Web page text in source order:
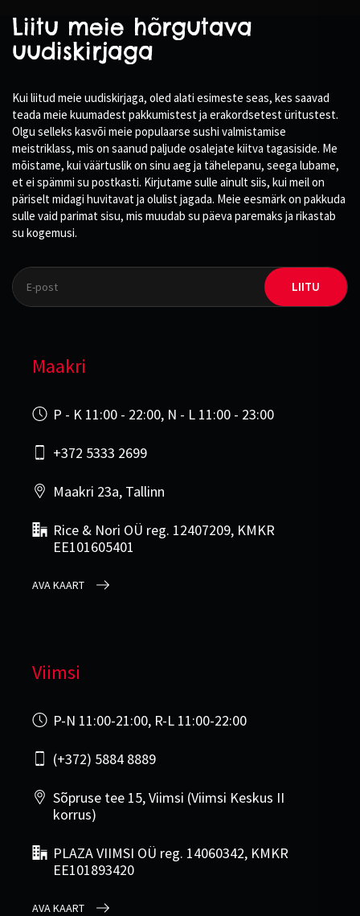
Liitu meie hõrgutava
uudiskirjaga
Kui liitud meie uudiskirjaga, oled alati esimeste seas, kes saavad
teada meie kuumadest pakkumistest ja erakordsetest üritustest.
Olgu selleks kasvõi meie populaarse sushi valmistamise
meistriklass, mis on saanud paljude osalejate kiitva tagasiside. Me
mõistame, kui väärtuslik on sinu aeg ja tähelepanu, seega lubame,
et ei spämmi su postkasti. Kirjutame sulle ainult siis, kui meil on
päriselt midagi huvitavat ja olulist jagada. Meie eesmärk on pakkuda
sulle vaid parimat sisu, mis muudab su päeva paremaks ja rikastab
su kogemusi.
LIITU
Maakri
P - K 11:00 - 22:00, N - L 11:00 - 23:00
+372 5333 2699
Maakri 23a, Tallinn
Rice & Nori OÜ reg. 12407209, KMKR
EE101605401
AVA KAART
Viimsi
P-N 11:00-21:00, R-L 11:00-22:00
(+372) 5884 8889
Sõpruse tee 15, Viimsi (Viimsi Keskus II
korrus)
PLAZA VIIMSI OÜ reg. 14060342, KMKR
EE101893420
AVA KAART